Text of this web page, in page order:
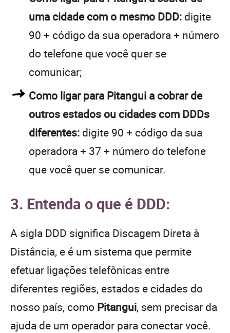
uma cidade com o mesmo DDD: digite
90 + código da sua operadora + número
do telefone que você quer se
comunicar;
Como ligar para Pitangui a cobrar de
outros estados ou cidades com DDDs
diferentes: digite 90 + código da sua
operadora + 37 + número do telefone
que você quer se comunicar.
3. Entenda o que é DDD:
A sigla DDD significa Discagem Direta à
Distância, e é um sistema que permite
efetuar ligações telefônicas entre
diferentes regiões, estados e cidades do
nosso país, como Pitangui, sem precisar da
ajuda de um operador para conectar você.